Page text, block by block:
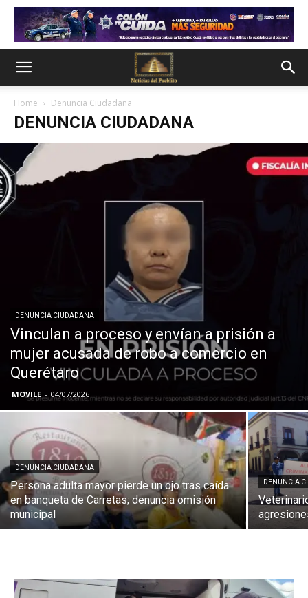
Home Denuncia Ciudadana
DENUNCIA CIUDADANA
DENUNCIA CIUDADANA
Vinculan a proceso y envían a prisión a
mujer acusada de robo a comercio en
Querétaro
MOVILE - 04/07/2026
DENUNCIA CIUDADANA
Persona adulta mayor pierde un ojo tras caída
en banqueta de Carretas; denuncia omisión
municipal
DENUNCIA